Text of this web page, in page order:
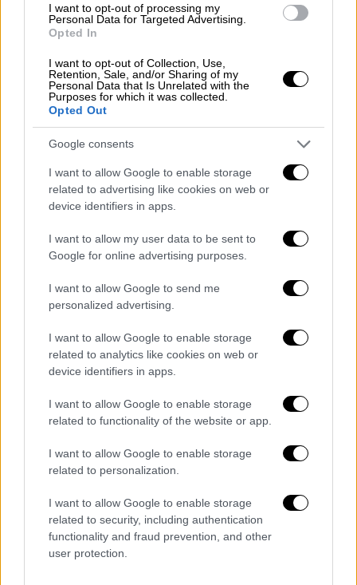
I want to opt-out of processing my
Personal Data for Targeted Advertising.
Opted In
I want to opt-out of Collection, Use,
Retention, Sale, and/or Sharing of my
Personal Data that Is Unrelated with the
Purposes for which it was collected.
Opted Out
Google consents
I want to allow Google to enable storage
related to advertising like cookies on web or
device identifiers in apps.
I want to allow my user data to be sent to
Google for online advertising purposes.
I want to allow Google to send me
personalized advertising.
I want to allow Google to enable storage
related to analytics like cookies on web or
device identifiers in apps.
I want to allow Google to enable storage
related to functionality of the website or app.
I want to allow Google to enable storage
related to personalization.
I want to allow Google to enable storage
related to security, including authentication
functionality and fraud prevention, and other
user protection.
εξερράγη κατά τη διάρκεια του ελέγχου του.
Φυσικά, τα ακριβή αποτελέσματα θα
αποκαλυφθούν από την πυροσβεστική
υπηρεσία και την επιτόπια έρευνα».
Αναφέροντας τις τελευταίες εξελίξεις από
το σημείο, ο
Soydemir
μετέφεραν τους ανθρώπους που βρίσκονταν
μέσα στα νοσοκομεία υπό έντονα μέτρα
ασφαλείας. 3 ασθενοφόρα είναι σε
ετοιμότητα. Υπάρχουν έντονα μέτρα
ασφαλείας. Οι συγγενείς των ανθρώπων που
επλήγησαν από την έκρηξη καταβάλλουν
προσπάθειες να εισέλθουν στο συμβάν. Η
κυβερνήτης βρίσκεται επί του παρόντος
στον τόπο του συμβάντος και λαμβάνει
πληροφορίες από τις αρχές».
OΛΕΣ ΟΙ ΕΙΔΗΣΕΙΣ
Προβληματισμός για την έξαρση
κορονοϊού στην Κίνα: Επιστολή
Κυριακίδου στους υπουργούς Υγείας
της ΕΕ - «Βασικά μηνύματα για το θέμα
τις επόμενες μέρες»
Αναλυτικός οδηγός για την... εφορία: